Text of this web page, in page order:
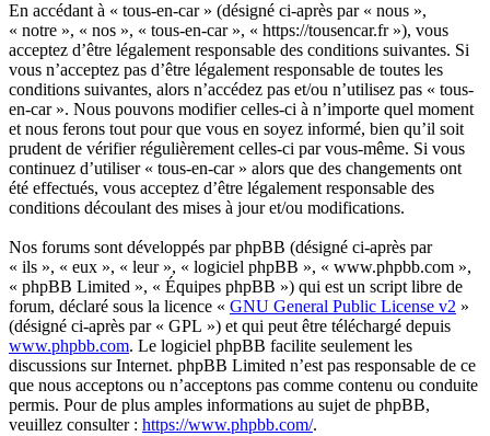
En accédant à « tous-en-car » (désigné ci-après par « nous »,
« notre », « nos », « tous-en-car », « https://tousencar.fr »), vous
acceptez d’être légalement responsable des conditions suivantes. Si
vous n’acceptez pas d’être légalement responsable de toutes les
conditions suivantes, alors n’accédez pas et/ou n’utilisez pas « tous-
en-car ». Nous pouvons modifier celles-ci à n’importe quel moment
et nous ferons tout pour que vous en soyez informé, bien qu’il soit
prudent de vérifier régulièrement celles-ci par vous-même. Si vous
continuez d’utiliser « tous-en-car » alors que des changements ont
été effectués, vous acceptez d’être légalement responsable des
conditions découlant des mises à jour et/ou modifications.
Nos forums sont développés par phpBB (désigné ci-après par
« ils », « eux », « leur », « logiciel phpBB », « www.phpbb.com »,
« phpBB Limited », « Équipes phpBB ») qui est un script libre de
forum, déclaré sous la licence « GNU General Public License v2 »
(désigné ci-après par « GPL ») et qui peut être téléchargé depuis
www.phpbb.com. Le logiciel phpBB facilite seulement les
discussions sur Internet. phpBB Limited n’est pas responsable de ce
que nous acceptons ou n’acceptons pas comme contenu ou conduite
permis. Pour de plus amples informations au sujet de phpBB,
veuillez consulter : https://www.phpbb.com/.